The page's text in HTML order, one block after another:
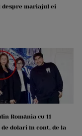
despre mariajul ei
România cu 11
dolari în cont, de la